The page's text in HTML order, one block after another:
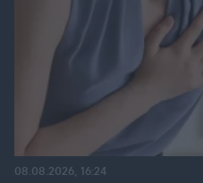
08.08.2026, 16:24